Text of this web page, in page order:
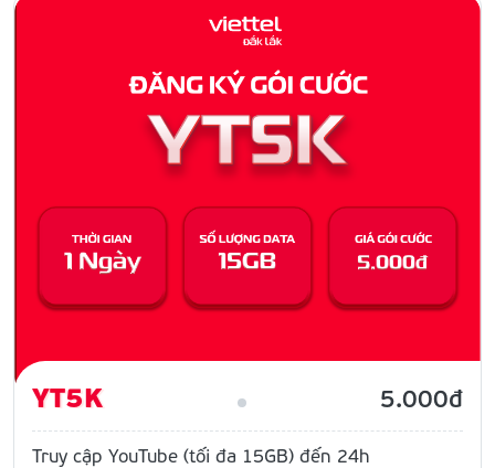
YT5K 5.000đ
Truy cập YouTube (tối đa 15GB) đến 24h